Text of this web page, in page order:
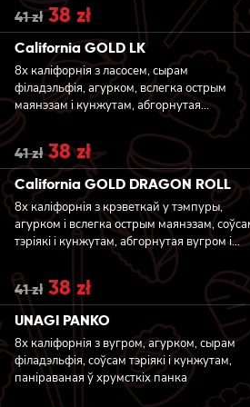
41zł Original
price
was:
41 zł.
38 zł Current
price
is:
38 zł.
California GOLD LK
8x каліфорнія з ласосем, сырам
філадэльфія, агурком, вслегка острым
маянэзам i кунжутам, абгорнутая
крэветкай
41zł Original
price
was:
41 zł.
38złCurrent
price
is:
38 zł.
California GOLD DRAGON ROLL
8x каліфорнія з крэветкай у тэмпуры,
агурком i вслегка острым маянэзам,
тэріякі i кунжутам, абгорнутая вугром і
41zł Original
price
was:
41 zł.
38 zł Current
price
is:
38 zł.
UNAGI PANKO
8x каліфорнія з вугром, агурком, сырам
філадэльфія, соўсам тэріякі і кунжутам,
паніраваная ў хрумсткіх панка